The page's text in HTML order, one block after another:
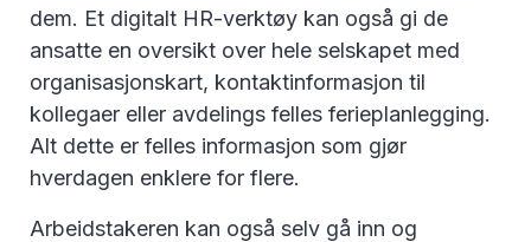
dem. Et digitalt HR-verktøy kan også gi de
ansatte en oversikt over hele selskapet med
organisasjonskart, kontaktinformasjon til
kollegaer eller avdelings felles ferieplanlegging.
Alt dette er felles informasjon som gjør
hverdagen enklere for flere.
Arbeidstakeren kan også selv gå inn og